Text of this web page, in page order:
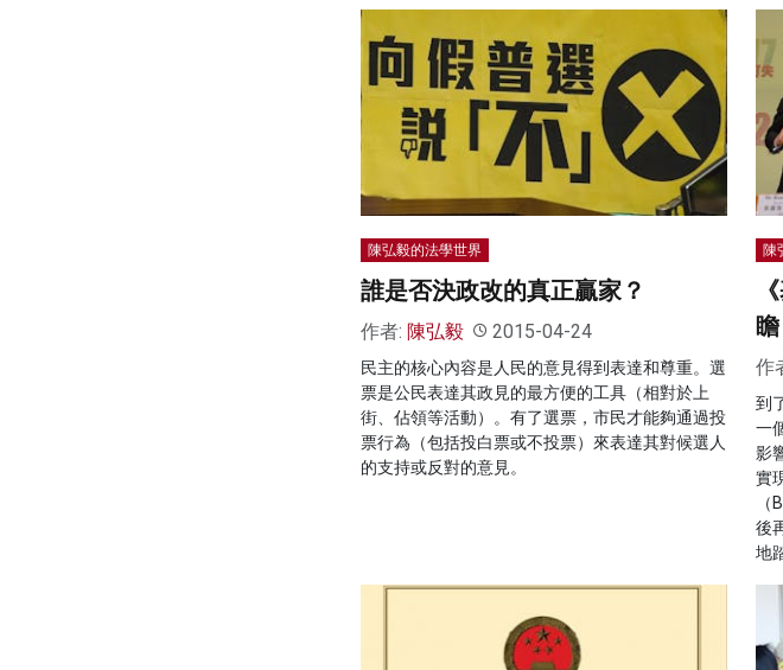
陳弘毅的法學世界
誰是否決政改的真正贏家？
作者: 陳弘毅 2015-04-24
民主的核心內容是人民的意見得到表達和尊重。選
票是公民表達其政見的最方便的工具（相對於上
街、佔領等活動）。有了選票，市民才能夠通過投
票行為（包括投白票或不投票）來表達其對候選人
的支持或反對的意見。
陳
瞻
作
到
一
影
實
後
地